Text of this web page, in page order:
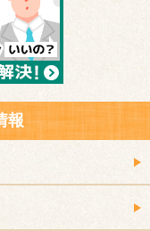
報